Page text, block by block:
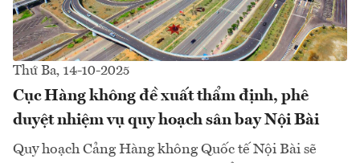
Thứ Ba, 14-10-2025
Cục Hàng không đề xuất thẩm định, phê
duyệt nhiệm vụ quy hoạch sân bay Nội Bài
Quy hoạch Cảng Hàng không Quốc tế Nội Bài sẽ